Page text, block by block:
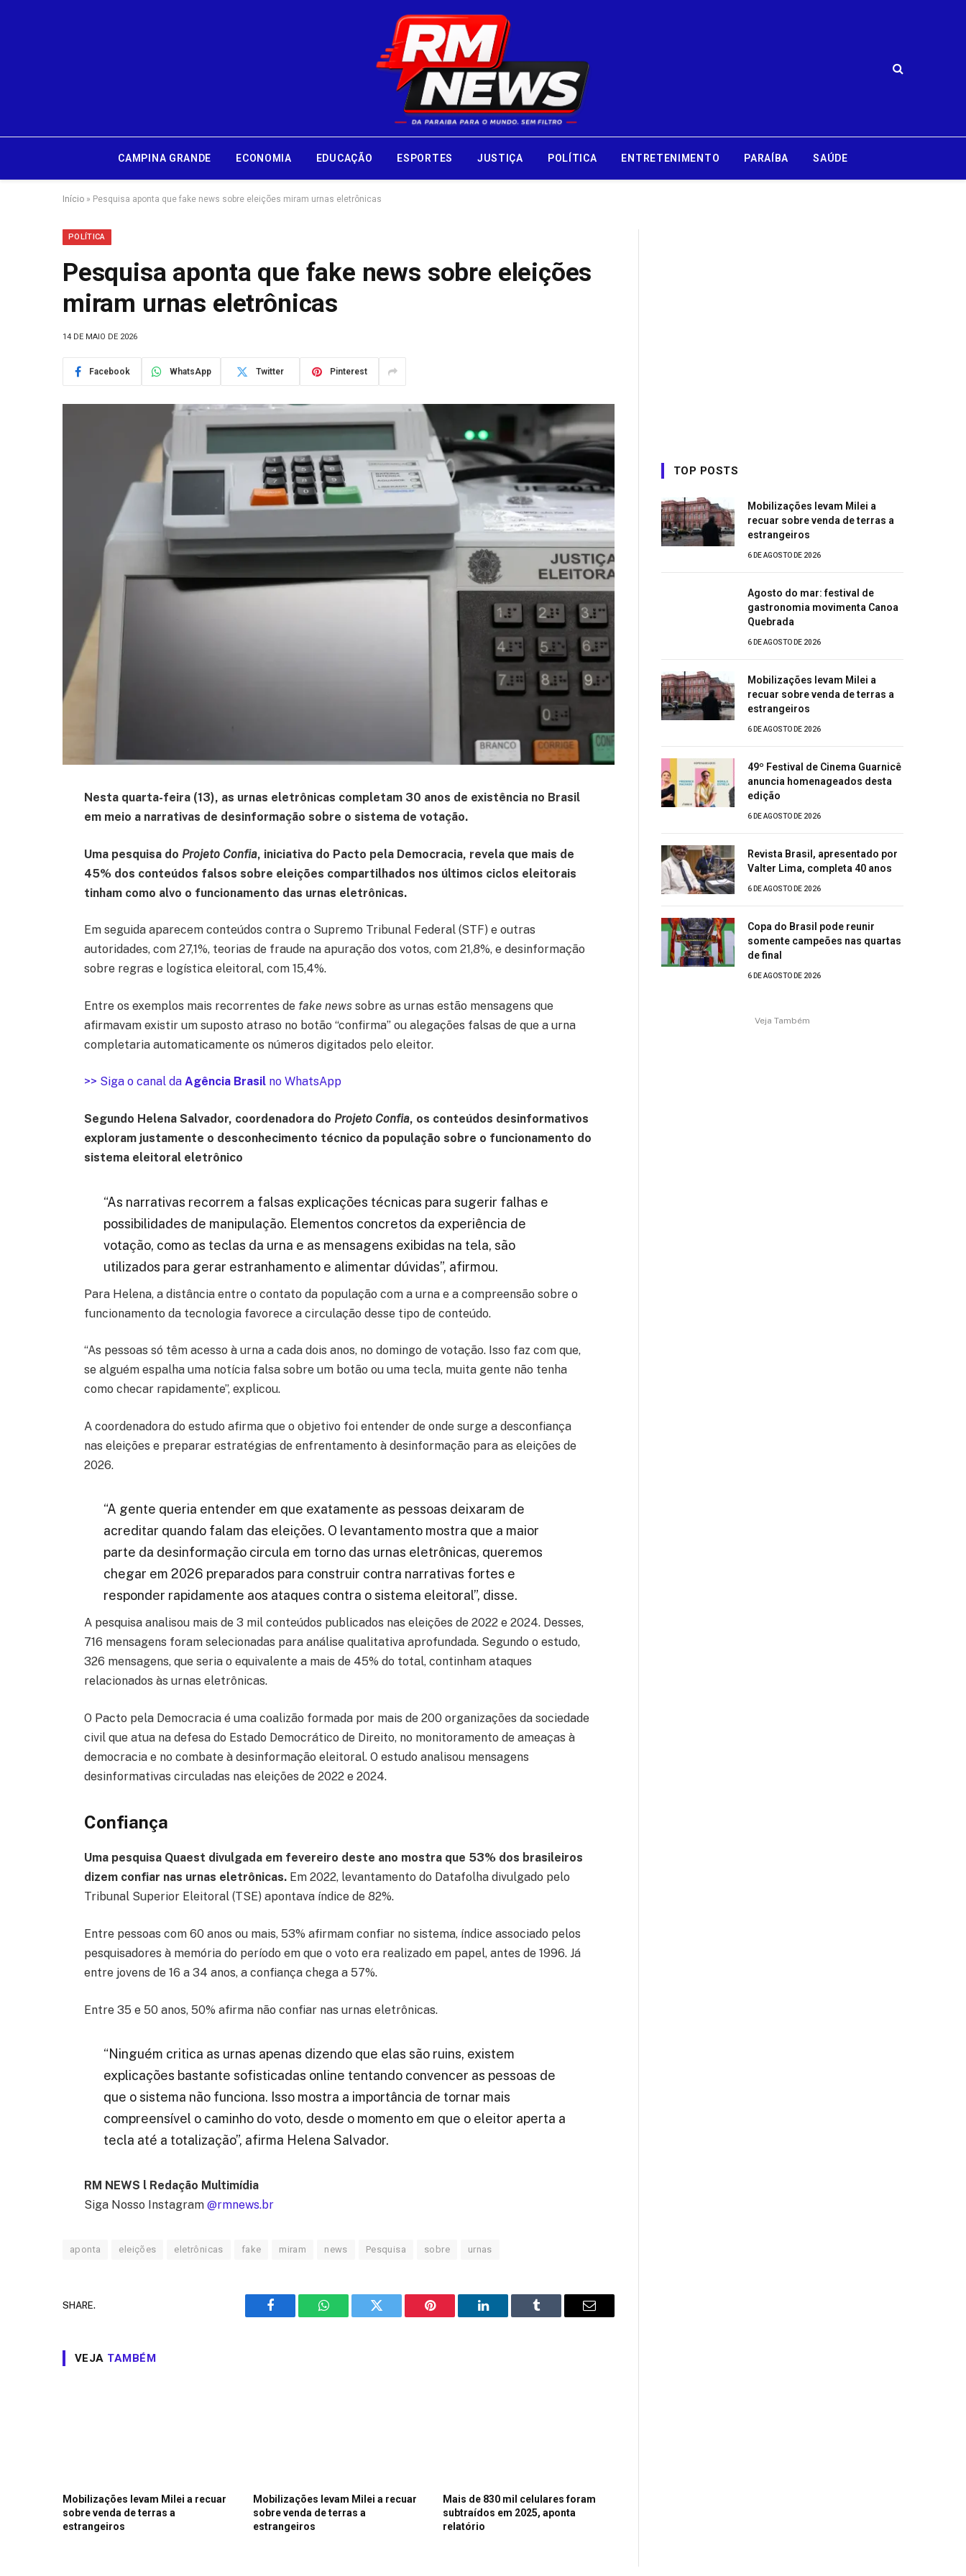
CAMPINA GRANDE ECONOMIA EDUCAÇÃO ESPORTES JUSTIÇA POLÍTICA ENTRETENIMENTO PARAÍBA SAÚDE
Início » Pesquisa aponta que fake news sobre eleições miram urnas eletrônicas
POLÍTICA
Pesquisa aponta que fake news sobre eleições
miram urnas eletrônicas
14 DE MAIO DE 2026
Facebook WhatsApp Twitter Pinterest
Nesta quarta-feira (13), as urnas eletrônicas completam 30 anos de existência no Brasil
em meio a narrativas de desinformação sobre o sistema de votação.
Uma pesquisa do Projeto Confia, iniciativa do Pacto pela Democracia, revela que mais de
45% dos conteúdos falsos sobre eleições compartilhados nos últimos ciclos eleitorais
tinham como alvo o funcionamento das urnas eletrônicas.
Em seguida aparecem conteúdos contra o Supremo Tribunal Federal (STF) e outras
autoridades, com 27,1%, teorias de fraude na apuração dos votos, com 21,8%, e desinformação
sobre regras e logística eleitoral, com 15,4%.
Entre os exemplos mais recorrentes de fake newssobre as urnas estão mensagens que
afirmavam existir um suposto atraso no botão “confirma” ou alegações falsas de que a urna
completaria automaticamente os números digitados pelo eleitor.
>> Siga o canal da Agência Brasil no WhatsApp
Segundo Helena Salvador, coordenadora do Projeto Confia, os conteúdos desinformativos
exploram justamente o desconhecimento técnico da população sobre o funcionamento do
sistema eleitoral eletrônico
“As narrativas recorrem a falsas explicações técnicas para sugerir falhas e
possibilidades de manipulação. Elementos concretos da experiência de
votação, como as teclas da urna e as mensagens exibidas na tela, são
utilizados para gerar estranhamento e alimentar dúvidas”, afirmou.
Para Helena, a distância entre o contato da população com a urna e a compreensão sobre o
funcionamento da tecnologia favorece a circulação desse tipo de conteúdo.
“As pessoas só têm acesso à urna a cada dois anos, no domingo de votação. Isso faz com que,
se alguém espalha uma notícia falsa sobre um botão ou uma tecla, muita gente não tenha
como checar rapidamente”, explicou.
A coordenadora do estudo afirma que o objetivo foi entender de onde surge a desconfiança
nas eleições e preparar estratégias de enfrentamento à desinformação para as eleições de
2026.
“A gente queria entender em que exatamente as pessoas deixaram de
acreditar quando falam das eleições. O levantamento mostra que a maior
parte da desinformação circula em torno das urnas eletrônicas, queremos
chegar em 2026 preparados para construir contra narrativas fortes e
responder rapidamente aos ataques contra o sistema eleitoral”, disse.
A pesquisa analisou mais de 3 mil conteúdos publicados nas eleições de 2022 e 2024. Desses,
716 mensagens foram selecionadas para análise qualitativa aprofundada. Segundo o estudo,
326 mensagens, que seria o equivalente a mais de 45% do total, continham ataques
relacionados às urnas eletrônicas.
O Pacto pela Democracia é uma coalizão formada por mais de 200 organizações da sociedade
civil que atua na defesa do Estado Democrático de Direito, no monitoramento de ameaças à
democracia e no combate à desinformação eleitoral. O estudo analisou mensagens
desinformativas circuladas nas eleições de 2022 e 2024.
Confiança
Uma pesquisa Quaest divulgada em fevereiro deste ano mostra que 53% dos brasileiros
dizem confiar nas urnas eletrônicas. Em 2022, levantamento do Datafolha divulgado pelo
Tribunal Superior Eleitoral (TSE) apontava índice de 82%.
Entre pessoas com 60 anos ou mais, 53% afirmam confiar no sistema, índice associado pelos
pesquisadores à memória do período em que o voto era realizado em papel, antes de 1996. Já
entre jovens de 16 a 34 anos, a confiança chega a 57%.
Entre 35 e 50 anos, 50% afirma não confiar nas urnas eletrônicas.
“Ninguém critica as urnas apenas dizendo que elas são ruins, existem
explicações bastante sofisticadas online tentando convencer as pessoas de
que o sistema não funciona. Isso mostra a importância de tornar mais
compreensível o caminho do voto, desde o momento em que o eleitor aperta a
tecla até a totalização”, afirma Helena Salvador.
RM NEWS l Redação Multimídia
Siga Nosso Instagram@rmnews.br
aponta eleições eletrônicas fake miram news Pesquisa sobre urnas
SHARE.
Facebook WhatsAppTwitter Pinterest LinkedIn Tumblr Email
VEJA TAMBÉM
Mobilizações levam Milei a recuar
sobre venda de terras a
estrangeiros
Mobilizações levam Milei a recuar
sobre venda de terras a
estrangeiros
Mais de 830 mil celulares foram
subtraídos em 2025, aponta
relatório
TOP POSTS
Mobilizações levam Milei a
recuar sobre venda de terras a
estrangeiros
6 DE AGOSTO DE 2026
Agosto do mar: festival de
gastronomia movimenta Canoa
Quebrada
6 DE AGOSTO DE 2026
Mobilizações levam Milei a
recuar sobre venda de terras a
estrangeiros
6 DE AGOSTO DE 2026
49º Festival de Cinema Guarnicê
anuncia homenageados desta
edição
6 DE AGOSTO DE 2026
Revista Brasil, apresentado por
Valter Lima, completa 40 anos
6 DE AGOSTO DE 2026
Copa do Brasil pode reunir
somente campeões nas quartas
de final
6 DE AGOSTO DE 2026
Veja Também